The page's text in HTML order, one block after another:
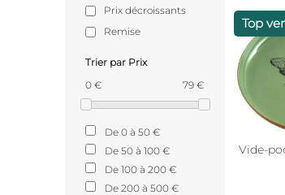
Prix décroissants
Remise
Trier par Prix
0 €
79 €
De 0 à 50 €
De 50 à 100 €
De 100 à 200 €
De 200 à 500 €
Top
Vide-